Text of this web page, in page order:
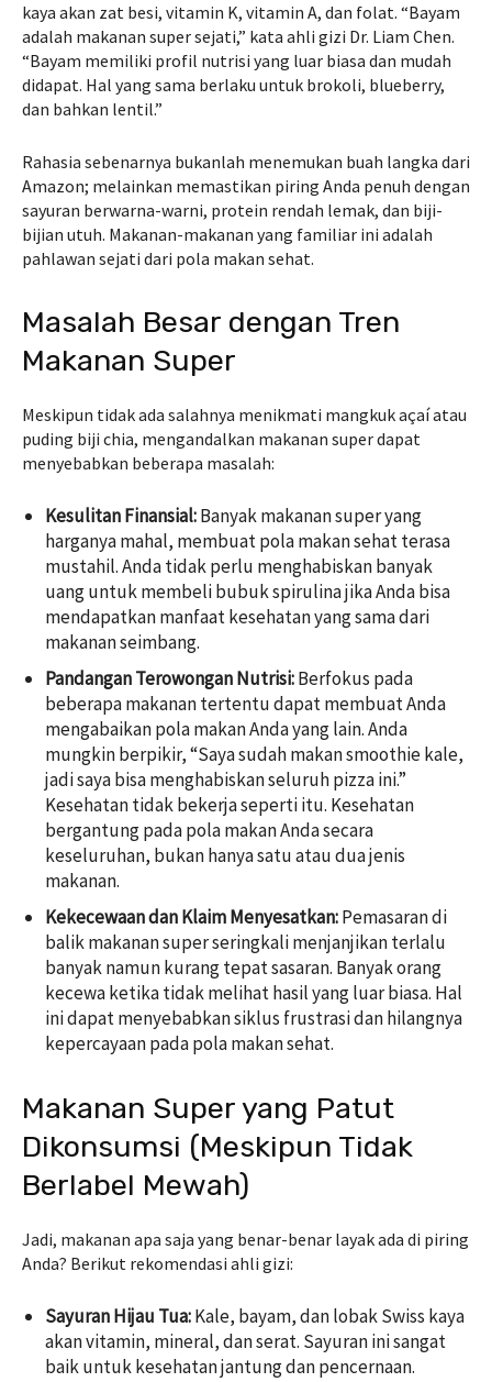
kaya akan zat besi, vitamin K, vitamin A, dan folat. “Bayam
adalah makanan super sejati,” kata ahli gizi Dr. Liam Chen.
“Bayam memiliki profil nutrisi yang luar biasa dan mudah
didapat. Hal yang sama berlaku untuk brokoli, blueberry,
dan bahkan lentil.”
Rahasia sebenarnya bukanlah menemukan buah langka dari
Amazon; melainkan memastikan piring Anda penuh dengan
sayuran berwarna-warni, protein rendah lemak, dan biji-
bijian utuh. Makanan-makanan yang familiar ini adalah
pahlawan sejati dari pola makan sehat.
Masalah Besar dengan Tren
Makanan Super
Meskipun tidak ada salahnya menikmati mangkuk açaí atau
puding biji chia, mengandalkan makanan superdapat
menyebabkan beberapa masalah:
Kesulitan Finansial:Banyak makanan super yang
harganya mahal, membuat pola makan sehat terasa
mustahil. Anda tidak perlu menghabiskan banyak
uang untuk membeli bubuk spirulina jika Anda bisa
mendapatkan manfaat kesehatan yang sama dari
makanan seimbang.
Pandangan Terowongan Nutrisi:Berfokus pada
beberapa makanan tertentu dapat membuat Anda
mengabaikan pola makan Anda yang lain. Anda
mungkin berpikir, “Saya sudah makan smoothie kale,
jadi saya bisa menghabiskan seluruh pizza ini.”
Kesehatan tidak bekerja seperti itu. Kesehatan
bergantung pada pola makan Anda secara
keseluruhan, bukan hanya satu atau dua jenis
makanan.
Kekecewaan dan Klaim Menyesatkan:Pemasaran di
balikmakanan superseringkali menjanjikan terlalu
banyak namun kurang tepat sasaran. Banyak orang
kecewa ketika tidak melihat hasil yang luar biasa. Hal
ini dapat menyebabkan siklus frustrasi dan hilangnya
kepercayaan pada pola makan sehat.
Makanan Super yang Patut
Dikonsumsi (Meskipun Tidak
Berlabel Mewah)
Jadi, makanan apa saja yang benar-benar layak ada di piring
Anda? Berikut rekomendasi ahli gizi:
Sayuran Hijau Tua:Kale, bayam, dan lobak Swiss kaya
akan vitamin, mineral, dan serat. Sayuran ini sangat
baik untuk kesehatan jantung dan pencernaan.